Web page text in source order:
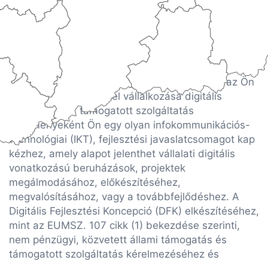
Díjmentes, szakértői szolgáltatás keretében, az Ön
bevonásával mérjük fel vállalkozása digitális
fejlettségét. A támogatott szolgáltatás
eredményeként Ön egy olyan infokommunikációs-
technológiai (IKT), fejlesztési javaslatcsomagot kap
kézhez, amely alapot jelenthet vállalati digitális
vonatkozású beruházások, projektek
megálmodásához, előkészítéséhez,
megvalósításához, vagy a továbbfejlődéshez. A
Digitális Fejlesztési Koncepció (DFK) elkészítéséhez,
mint az EUMSZ. 107 cikk (1) bekezdése szerinti,
nem pénzügyi, közvetett állami támogatás és
támogatott szolgáltatás kérelmezéséhez és